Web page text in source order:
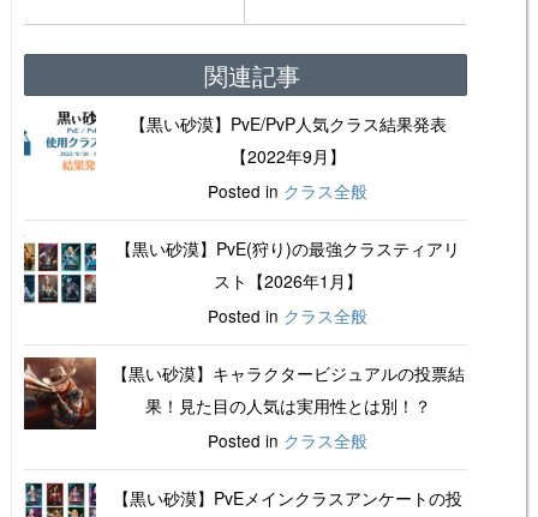
関連記事
【黒い砂漠】PvE/PvP人気クラス結果発表
【2022年9月】
Posted in クラス全般
【黒い砂漠】PvE(狩り)の最強クラスティアリ
スト【2026年1月】
Posted in クラス全般
【黒い砂漠】キャラクタービジュアルの投票結
果！見た目の人気は実用性とは別！？
Posted in クラス全般
【黒い砂漠】PvEメインクラスアンケートの投